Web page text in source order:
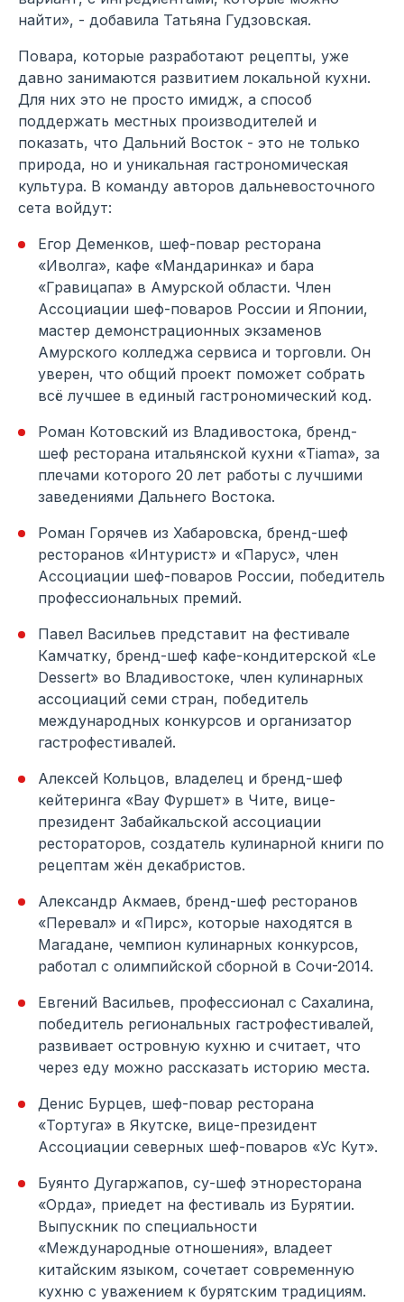
найти», - добавила Татьяна Гудзовская.
Повара, которые разработают рецепты, уже
давно занимаются развитием локальной кухни.
Для них это не просто имидж, а способ
поддержать местных производителей и
показать, что Дальний Восток - это не только
природа, но и уникальная гастрономическая
культура. В команду авторов дальневосточного
сета войдут:
Егор Деменков, шеф-повар ресторана
«Иволга», кафе «Мандаринка» и бара
«Гравицапа» в Амурской области. Член
Ассоциации шеф-поваров России и Японии,
мастер демонстрационных экзаменов
Амурского колледжа сервиса и торговли. Он
уверен, что общий проект поможет собрать
всё лучшее в единый гастрономический код.
Роман Котовский из Владивостока, бренд-
шеф ресторана итальянской кухни «Tiama», за
плечами которого 20 лет работы с лучшими
заведениями Дальнего Востока.
Роман Горячев из Хабаровска, бренд-шеф
ресторанов «Интурист» и «Парус», член
Ассоциации шеф-поваров России, победитель
профессиональных премий.
Павел Васильев представит на фестивале
Камчатку, бренд-шеф кафе-кондитерской «Le
Dessert» во Владивостоке, член кулинарных
ассоциаций семи стран, победитель
международных конкурсов и организатор
гастрофестивалей.
Алексей Кольцов, владелец и бренд-шеф
кейтеринга «Вау Фуршет» в Чите, вице-
президент Забайкальской ассоциации
рестораторов, создатель кулинарной книги по
рецептам жён декабристов.
Александр Акмаев, бренд-шеф ресторанов
«Перевал» и «Пирс», которые находятся в
Магадане, чемпион кулинарных конкурсов,
работал с олимпийской сборной в Сочи-2014.
Евгений Васильев, профессионал с Сахалина,
победитель региональных гастрофестивалей,
развивает островную кухню и считает, что
через еду можно рассказать историю места.
Денис Бурцев, шеф-повар ресторана
«Тортуга» в Якутске, вице-президент
Ассоциации северных шеф-поваров «Ус Кут».
Буянто Дугаржапов, су-шеф этноресторана
«Орда», приедет на фестиваль из Бурятии.
Выпускник по специальности
«Международные отношения», владеет
китайским языком, сочетает современную
кухню с уважением к бурятским традициям.